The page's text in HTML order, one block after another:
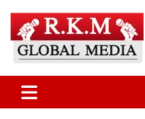
content
Latest Hindi
News – RKM
and the World